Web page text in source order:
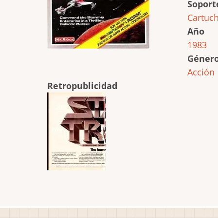
Año
1983
Acción
Retropublicidad